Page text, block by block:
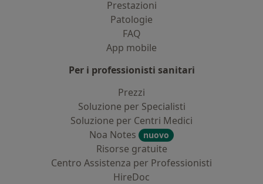
Prestazioni
Patologie
FAQ
App mobile
Per i professionisti sanitari
Prezzi
Soluzione per Specialisti
Soluzione per Centri Medici
Noa Notes
nuovo
Risorse gratuite
Centro Assistenza per Professionisti
HireDoc